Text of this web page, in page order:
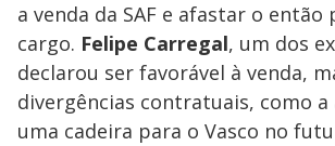
a venda da SAF e afastar o
cargo. Felipe Carregal, um dos
declarou ser favorável à venda,
divergências contratuais, como a
uma cadeira para o Vasco no